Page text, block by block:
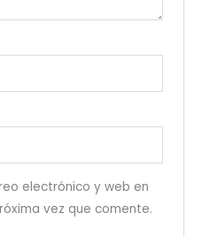
electrónico y web en
vez que comente.